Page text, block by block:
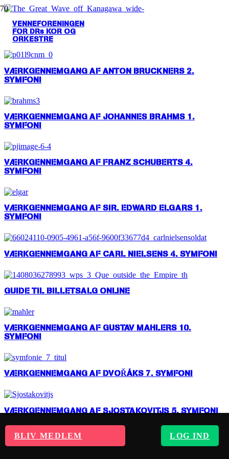
VENNEFORENINGEN
FOR DRs KOR OG
ORKESTRE
BLIV MEDLEM LOG IND
VÆRKGENNEMGANG AF CLAUDE DEBUSSYS ‘LA MER’
VÆRKGENNEMGANG AF ANTON BRUCKNERS 2.
SYMFONI
VÆRKGENNEMGANG AF JOHANNES BRAHMS 1.
SYMFONI
VÆRKGENNEMGANG AF FRANZ SCHUBERTS 4.
SYMFONI
VÆRKGENNEMGANG AF SIR. EDWARD ELGARS 1.
SYMFONI
VÆRKGENNEMGANG AF CARL NIELSENS 4. SYMFONI
GUIDE TIL BILLETSALG ONLINE
VÆRKGENNEMGANG AF GUSTAV MAHLERS 10.
SYMFONI
VÆRKGENNEMGANG AF DVOŘÁKS 7. SYMFONI
VÆRKGENNEMGANG AF SJOSTAKOVITJS 5. SYMFONI
Forrige 1 2 3 Næste